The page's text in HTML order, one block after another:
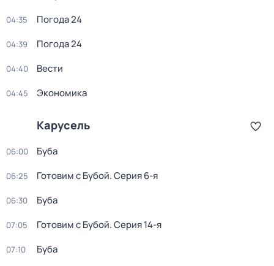
04:35 Погода 24
04:39 Погода 24
04:40 Вести
04:45 Экономика
Карусель
06:00 Буба
06:25 Готовим с Бубой. Серия 6-я
06:30 Буба
07:05 Готовим с Бубой. Серия 14-я
07:10 Буба